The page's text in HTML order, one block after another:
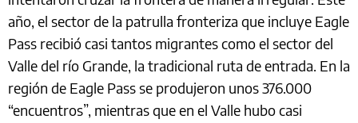
año, el sector de la patrulla fronteriza que incluye Eagle
Pass recibió casi tantos migrantes como el sector del
Valle del río Grande, la tradicional ruta de entrada. En la
región de Eagle Pass se produjeron unos 376.000
“encuentros”, mientras que en el Valle hubo casi